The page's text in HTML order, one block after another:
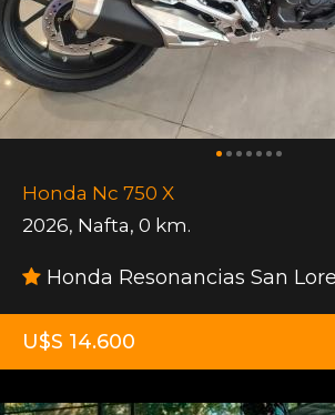
Honda Nc 750 X
2026, Nafta, 0 km.
Honda Resonancias San
U$S 14.600